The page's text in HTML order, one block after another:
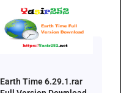
Earth Time 6.29.1.rar